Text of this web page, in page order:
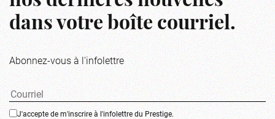
dans votre boîte courriel.
Abonnez-vous à l'infolettre
J'accepte de m'inscrire à l'infolettre du Prestige.